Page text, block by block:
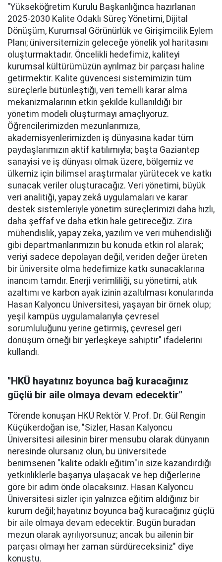
"Yükseköğretim Kurulu Başkanlığınca hazırlanan
2025-2030 Kalite Odaklı Süreç Yönetimi, Dijital
Dönüşüm, Kurumsal Görünürlük ve Girişimcilik Eylem
Planı; üniversitemizin geleceğe yönelik yol haritasını
oluşturmaktadır. Öncelikli hedefimiz, kaliteyi
kurumsal kültürümüzün ayrılmaz bir parçası haline
getirmektir. Kalite güvencesi sistemimizin tüm
süreçlerle bütünleştiği, veri temelli karar alma
mekanizmalarının etkin şekilde kullanıldığı bir
yönetim modeli oluşturmayı amaçlıyoruz.
Öğrencilerimizden mezunlarımıza,
akademisyenlerimizden iş dünyasına kadar tüm
paydaşlarımızın aktif katılımıyla; başta Gaziantep
sanayisi ve iş dünyası olmak üzere, bölgemiz ve
ülkemiz için bilimsel araştırmalar yürütecek ve katkı
sunacak veriler oluşturacağız. Veri yönetimi, büyük
veri analitiği, yapay zekâ uygulamaları ve karar
destek sistemleriyle yönetim süreçlerimizi daha hızlı,
daha şeffaf ve daha etkin hale getireceğiz. Zira
mühendislik, yapay zeka, yazılım ve veri mühendisliği
gibi departmanlarımızın bu konuda etkin rol alarak;
veriyi sadece depolayan değil, veriden değer üreten
bir üniversite olma hedefimize katkı sunacaklarına
inancım tamdır. Enerji verimliliği, su yönetimi, atık
azaltımı ve karbon ayak izinin azaltılması konularında
Hasan Kalyoncu Üniversitesi, yaşayan bir örnek olup;
yeşil kampüs uygulamalarıyla çevresel
sorumluluğunu yerine getirmiş, çevresel geri
dönüşüm örneği bir yerleşkeye sahiptir" ifadelerini
kullandı.
"HKÜ hayatınız boyunca bağ kuracağınız
güçlü bir aile olmaya devam edecektir"
Törende konuşan HKÜ Rektör V. Prof. Dr. Gül Rengin
Küçükerdoğan ise, "Sizler, Hasan Kalyoncu
Üniversitesi ailesinin birer mensubu olarak dünyanın
neresinde olursanız olun, bu üniversitede
benimsenen "kalite odaklı eğitim"in size kazandırdığı
yetkinliklerle başarıya ulaşacak ve hep diğerlerine
göre bir adım önde olacaksınız. Hasan Kalyoncu
Üniversitesi sizler için yalnızca eğitim aldığınız bir
kurum değil; hayatınız boyunca bağ kuracağınız güçlü
bir aile olmaya devam edecektir. Bugün buradan
mezun olarak ayrılıyorsunuz; ancak bu ailenin bir
parçası olmayı her zaman sürdüreceksiniz" diye
konuştu.